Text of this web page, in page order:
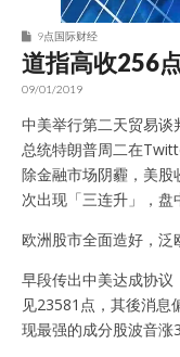
9点国际财经
道指高收256
09/01/2019
中美举行第二天贸易谈
总统特朗普周二在
除金融市场阴霾，美
次出现「三连升」，盘
欧洲股市全面造好，泛
早段传出中美达成协
见23581点，其後消息
现最强的成分股波音涨